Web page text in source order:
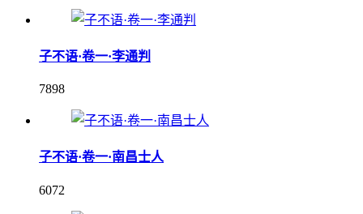
子不语·卷一·李通判
7898
子不语·卷一·南昌士人
6072